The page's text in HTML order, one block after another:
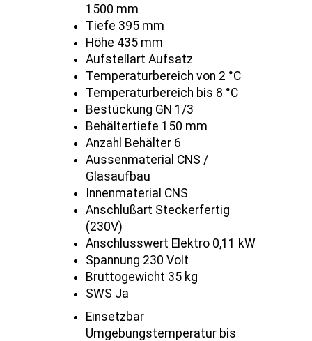
1500 mm
Tiefe 395 mm
Höhe 435 mm
Aufstellart Aufsatz
Temperaturbereich von 2 °C
Temperaturbereich bis 8 °C
Bestückung GN 1/3
Behältertiefe 150 mm
Anzahl Behälter 6
Aussenmaterial CNS /
Glasaufbau
Innenmaterial CNS
Anschlußart Steckerfertig
(230V)
Anschlusswert Elektro 0,11 kW
Spannung 230 Volt
Bruttogewicht 35 kg
SWS Ja
Einsetzbar
Umgebungstemperatur bis